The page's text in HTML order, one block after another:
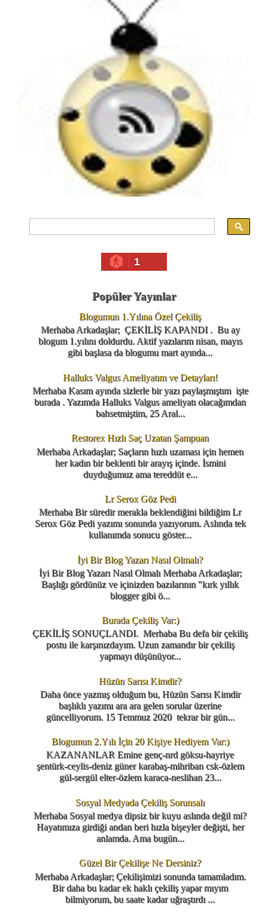
1
Popüler Yayınlar
Blogumun 1.Yılına Özel Çekiliş
Merhaba Arkadaşlar; ÇEKİLİŞ KAPANDI . Bu ay
blogum 1.yılını doldurdu. Aktif yazılarım nisan, mayıs
gibi başlasa da blogumu mart ayında...
Halluks Valgus Ameliyatım ve Detayları!
Merhaba Kasım ayında sizlerle bir yazı paylaşmıştım işte
burada . Yazımda Halluks Valgus ameliyatı olacağımdan
bahsetmiştim, 25 Aral...
Restorex Hızlı Saç Uzatan Şampuan
Merhaba Arkadaşlar; Saçların hızlı uzaması için hemen
her kadın bir beklenti bir arayış içinde. İsmini
duyduğumuz ama tereddüt e...
Lr Serox Göz Pedi
Merhaba Bir süredir merakla beklendiğini bildiğim Lr
Serox Göz Pedi yazımı sonunda yazıyorum. Aslında tek
kullanımda sonucu göster...
İyi Bir Blog Yazarı Nasıl Olmalı?
İyi Bir Blog Yazarı Nasıl Olmalı Merhaba Arkadaşlar;
Başlığı gördünüz ve içinizden bazılarının "kırk yıllık
blogger gibi ö...
Burada Çekiliş Var:)
ÇEKİLİŞ SONUÇLANDI. Merhaba Bu defa bir çekiliş
postu ile karşınızdayım. Uzun zamandır bir çekiliş
yapmayı düşünüyor...
Hüzün Sarısı Kimdir?
Daha önce yazmış olduğum bu, Hüzün Sarısı Kimdir
başlıklı yazımı ara ara gelen sorular üzerine
güncelliyorum. 15 Temmuz 2020 tekrar bir gün...
Blogumun 2.Yılı İçin 20 Kişiye Hediyem Var:)
KAZANANLAR Emine genç-nrd göksu-hayriye
şentürk-ceylis-deniz güner karabaş-mihriban csk-özlem
gül-sergül elter-özlem karaca-neslihan 23...
Sosyal Medyada Çekiliş Sorunsalı
Merhaba Sosyal medya dipsiz bir kuyu aslında değil mi?
Hayatımıza girdiği andan beri hızla bişeyler değişti, her
anlamda. Ama bugün...
Güzel Bir Çekilişe Ne Dersiniz?
Merhaba Arkadaşlar; Çekilişimizi sonunda tamamladım.
Bir daha bu kadar ek haklı çekiliş yapar mıyım
bilmiyorum, bu saate kadar uğraştırdı ...